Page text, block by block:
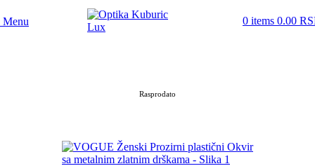
Skip to navigationSkip to main content
Menu
0 items 0.00
Rasprodato